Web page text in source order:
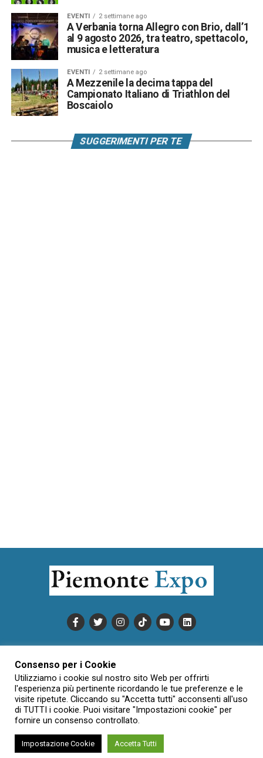
EVENTI 2 settimane ago
A Verbania torna Allegro con Brio, dall’1
al 9 agosto 2026, tra teatro, spettacolo,
musica e letteratura
EVENTI 2 settimane ago
A Mezzenile la decima tappa del
Campionato Italiano di Triathlon del
Boscaiolo
SUGGERIMENTI PER TE
INFORMATIVA SULLA PRIVACY
CONDIZIONI DI UTILIZZO
DATI SOCIETARI
NOVAJO
CREDITS
CONTATTTI
Creative Commons Attribuzione - Non commerciale - Non opere
derivate 3.0 Italia (CC BY-NC-ND 3.0 IT)
Consenso per i Cookie
Utilizziamo i cookie sul nostro sito Web per offrirti
l'esperienza più pertinente ricordando le tue preferenze e le
visite ripetute. Cliccando su "Accetta tutti" acconsenti all'uso
di TUTTI i cookie. Puoi visitare "Impostazioni cookie" per
fornire un consenso controllato.
Impostazione Cookie Accetta Tutti